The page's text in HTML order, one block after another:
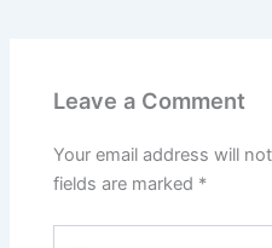
Leave a Comment
Your email address will
fields are marked *